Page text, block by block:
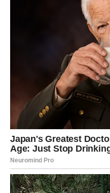
Jedna osoba iz prošlosti
vratiti izgubljeno
Prošlost vam
Pred vama su veoma
DJEVICA
Pred vama su dani tokom
starim emocijama.
Jedna osoba pokazuje da